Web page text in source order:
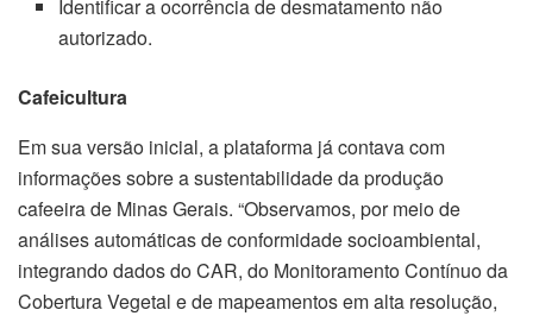
Identificar a ocorrência de desmatamento não
autorizado.
Cafeicultura
Em sua versão inicial, a plataforma já contava com
informações sobre a sustentabilidade da produção
cafeeira de Minas Gerais. “Observamos, por meio de
análises automáticas de conformidade socioambiental,
integrando dados do CAR, do Monitoramento Contínuo da
Cobertura Vegetal e de mapeamentos em alta resolução,